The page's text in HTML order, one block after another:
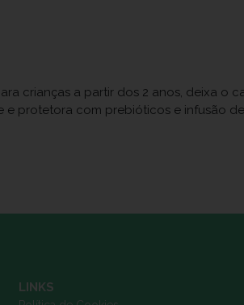
crianças a partir dos 2 anos, deixa
protetora com prebióticos e infusão
LINKS